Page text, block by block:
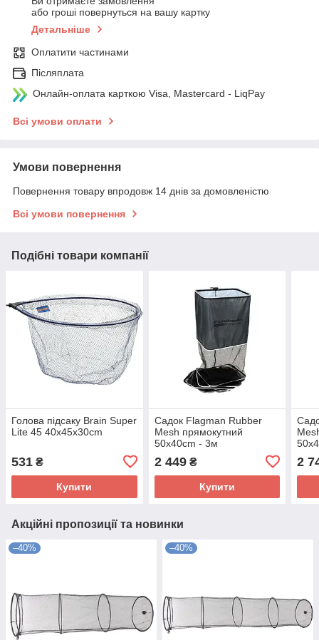
або гроші повернуться на вашу картку
Детальніше
Оплатити частинами
Післяплата
Онлайн-оплата карткою Visa, Mastercard - LiqPay
Всі умови оплати
Умови повернення
Повернення товару впродовж 14 днів за домовленістю
Всі умови повернення
Подібні товари компанії
Голова підсаку Brain Super
Lite 45 40x45x30cm
531 ₴
Купити
Садок Flagman Rubber
Mesh прямокутний
50x40cm - 3м
2 449₴
Купити
2
Акційні пропозиції та новинки
–40% –40%